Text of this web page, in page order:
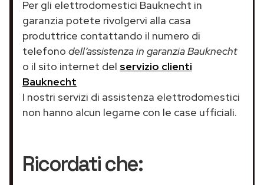
Per gli elettrodomestici Bauknecht in
garanzia potete rivolgervi alla casa
produttrice contattando il numero di
telefono dell’assistenza in garanzia Bauknecht
o il sito internet del servizio clienti
Bauknecht
I nostri servizi di assistenza elettrodomestici
non hanno alcun legame con le case ufficiali.
Ricordati che: